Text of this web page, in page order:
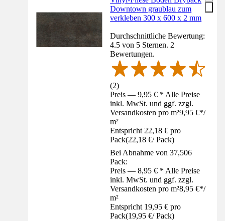
Downtown graublau zum
verkleben 300 x 600 x 2 mm
Durchschnittliche Bewertung:
4.5 von 5 Sternen. 2
Bewertungen.
(2)
Preis — 9,95 € * Alle Preise
inkl. MwSt. und ggf. zzgl.
Versandkosten pro m²9,95 €*/
m²
Entspricht 22,18 € pro
Pack(22,18 €/ Pack)
Bei Abnahme von 37,506
Pack:
Preis — 8,95 € * Alle Preise
inkl. MwSt. und ggf. zzgl.
Versandkosten pro m²8,95 €*/
m²
Entspricht 19,95 € pro
Pack(19,95 €/ Pack)